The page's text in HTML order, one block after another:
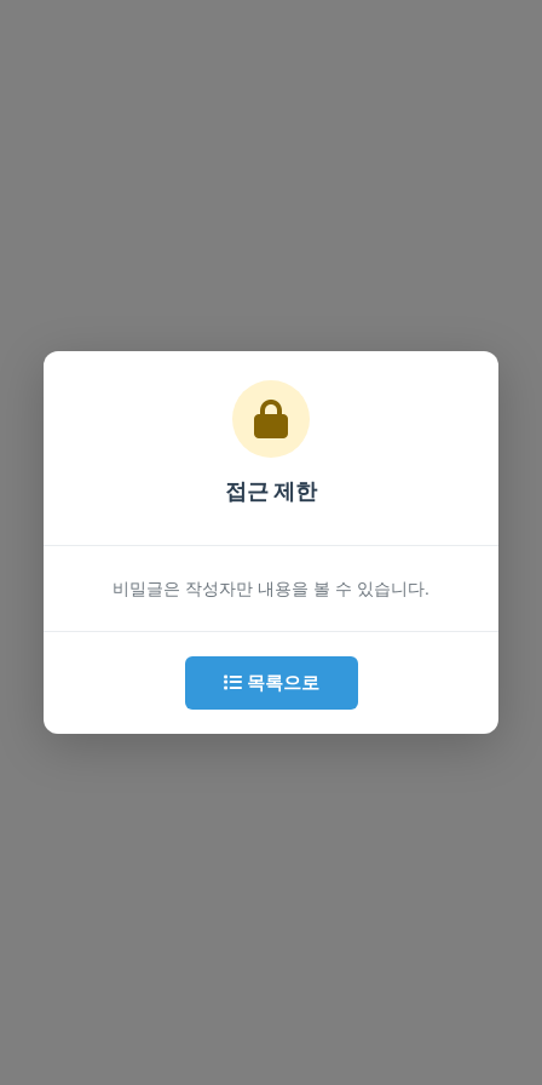
접근 제한
비밀글은 작성자만 내용을 볼 수 있습니다.
목록으로